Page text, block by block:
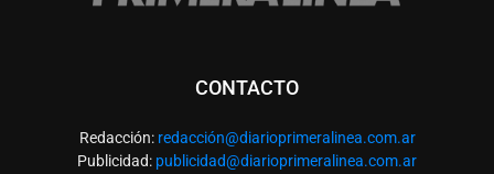
CONTACTO
Redacción: redacción@diarioprimeralinea.com.ar
Publicidad: publicidad@diarioprimeralinea.com.ar